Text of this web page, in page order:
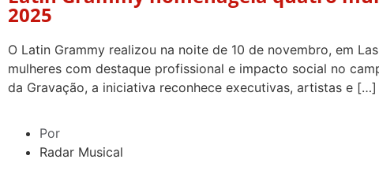
2025
O Latin Grammy realizou na noite de 10 de novembro, em
mulheres com destaque profissional e impacto social no
da Gravação, a iniciativa reconhece executivas, artistas e […]
Por
Radar Musical